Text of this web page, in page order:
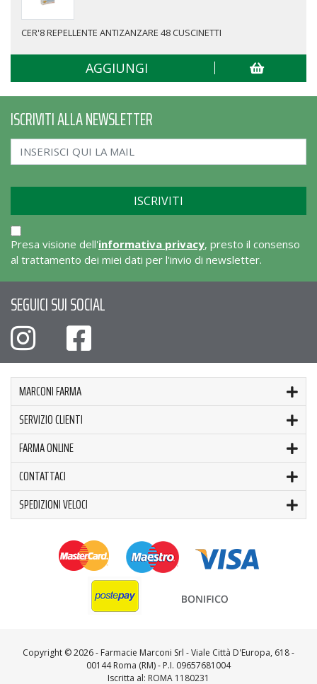
CER'8 REPELLENTE ANTIZANZARE 48 CUSCINETTI
AGGIUNGI
ISCRIVITI ALLA NEWSLETTER
Presa visione dell'informativa privacy, presto il consenso
al trattamento dei miei dati per l'invio di newsletter.
SEGUICI SUI SOCIAL
MARCONI FARMA
SERVIZIO CLIENTI
FARMA ONLINE
CONTATTACI
SPEDIZIONI VELOCI
Copyright ©2026 - Farmacie Marconi Srl - Viale Città D'Europa, 618 -
00144 Roma (RM) - P.I. 09657681004
Iscritta al: ROMA 1180231